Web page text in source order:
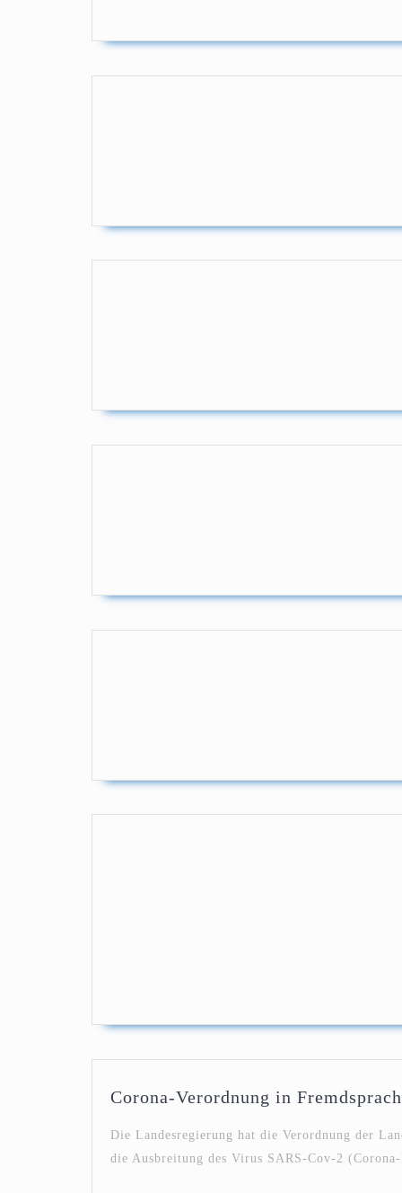
Corona-Verordnung in
Die Landesregierung hat die Verordnung der
die Ausbreitung des Virus SARS-Cov-2